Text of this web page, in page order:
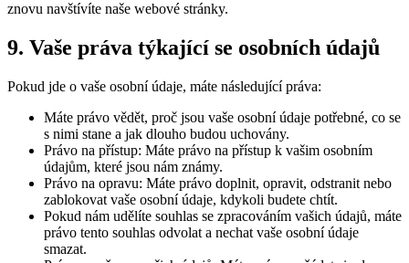
znovu navštívíte naše webové stránky.
9. Vaše práva týkající se osobních údajů
Pokud jde o vaše osobní údaje, máte následující práva:
Máte právo vědět, proč jsou vaše osobní údaje potřebné, co se
s nimi stane a jak dlouho budou uchovány.
Právo na přístup: Máte právo na přístup k vašim osobním
údajům, které jsou nám známy.
Právo na opravu: Máte právo doplnit, opravit, odstranit nebo
zablokovat vaše osobní údaje, kdykoli budete chtít.
Pokud nám udělíte souhlas se zpracováním vašich údajů, máte
právo tento souhlas odvolat a nechat vaše osobní údaje
smazat.